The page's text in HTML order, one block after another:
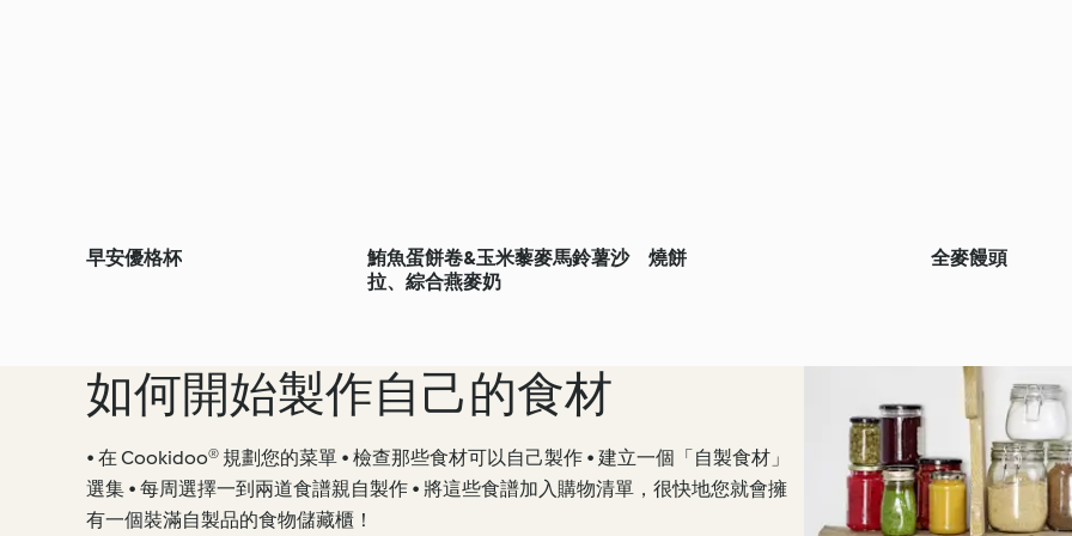
早安優格杯
鮪魚蛋餅卷&玉米藜麥馬鈴薯沙
拉、綜合燕麥奶
燒餅 全麥饅頭
如何開始製作自己的食材
• 在 Cookidoo® 規劃您的菜單 • 檢查那些食材可以自己製作 • 建立一個「自製食材」
選集 • 每周選擇一到兩道食譜親自製作 • 將這些食譜加入購物清單，很快地您就會擁
有一個裝滿自製品的食物儲藏櫃！